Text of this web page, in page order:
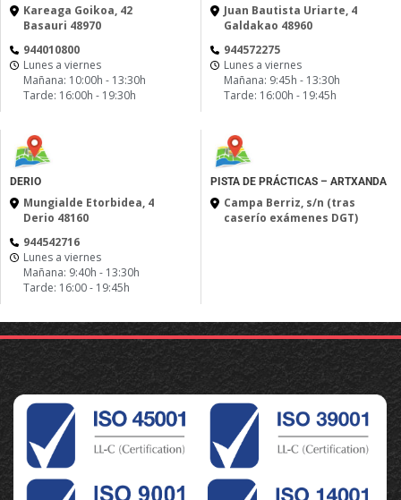
Kareaga Goikoa, 42
Basauri 48970
944010800
Lunes a viernes
Mañana: 10:00h - 13:30h
Tarde: 16:00h - 19:30h
Juan Bautista Uriarte, 4
Galdakao 48960
944572275
Lunes a viernes
Mañana: 9:45h - 13:30h
Tarde: 16:00h - 19:45h
DERIO
Mungialde Etorbidea, 4
Derio 48160
944542716
Lunes a viernes
Mañana: 9:40h - 13:30h
Tarde: 16:00 - 19:45h
PISTA DE PRÁCTICAS – ARTXANDA
Campa Berriz, s/n (tras
caserío exámenes DGT)